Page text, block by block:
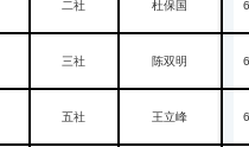
二社 杜保国
三社 陈双明
五社 王立峰